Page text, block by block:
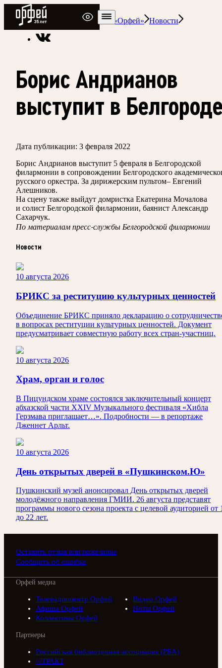
Радио Орфей
Радио классической музыки «Орфей»
Новости
Борис Андрианов
выступит в
Дата публикации: 3 февраля 2022
Борис Андрианов выступит 5 февраля в Белгородской
филармонии в сопровождении Белгородского
русского оркестра. За дирижерским пультом– Евгений
Алешников.
На сцену также выйдут домристка Екатерина Мочалова
и солист Белгородской филармонии, баянист Александр
Сахарчук.
По материалам пресс-службы Белгородской филармонии
Новости
10 августа 2026
БРИКС за реституцию культурных ценностей
Объединение БРИКС приняло декларацию о
в вопросах реституции культурных ценностей. Документ
предусматривает совместную работу всех стран-участниц.
10 августа 2026
Храм, орган и голос
В Пицундском храме состоялся заключительный концерт
абхазской части XXIV Музыкального фестиваля «Хибла
Герзмава приглашает…». Подробности — в репортаже
Дженнет Арльт.
10 августа 2026
День открытых дверей в «Пушкинском.Ю»
Пушкинский музей анонсировал День открытых дверей
молодёжного направления ГМИИ. 26 августа представят
программы нового сезона проекта с целевой аудиторией от
до 22 лет.
Оставить отзыв или пожелание
Сообщить об ошибке
Орфей медиа
Телерадиоцентр Орфей
Видео Орфей
Афиша Орфей
Ноты Орфей
Коллективы Орфей
Партнеры
Российская библиотечная ассоциация (РБА)
///ТРАКТ